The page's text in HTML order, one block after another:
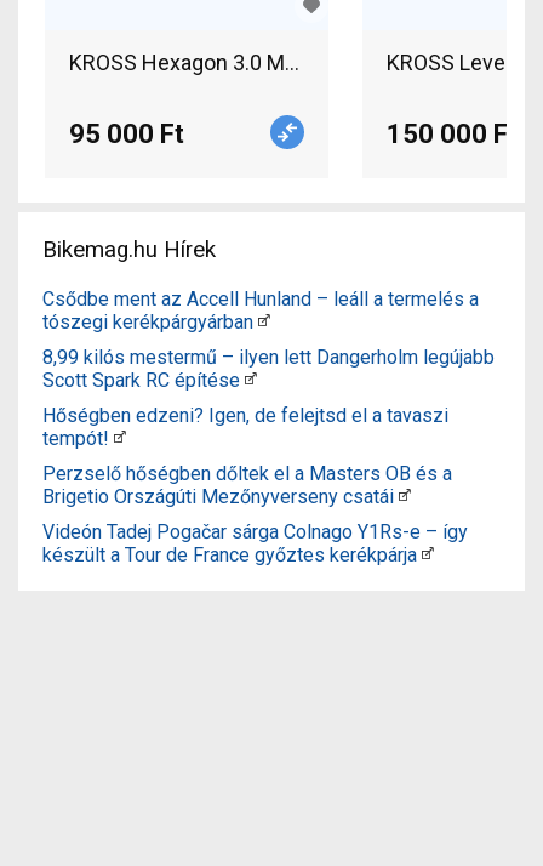
KROSS Hexagon 3.0 MTB 27.5" Mountain Bike
95 000 Ft
KROSS Level 4
150 000 Ft
Bikemag.hu Hírek
Csődbe ment az Accell Hunland – leáll a termelés a
tószegi kerékpárgyárban
8,99 kilós mestermű – ilyen lett Dangerholm legújabb
Scott Spark RC építése
Hőségben edzeni? Igen, de felejtsd el a tavaszi
tempót!
Perzselő hőségben dőltek el a Masters OB és a
Brigetio Országúti Mezőnyverseny csatái
Videón Tadej Pogačar sárga Colnago Y1Rs-e – így
készült a Tour de France győztes kerékpárja